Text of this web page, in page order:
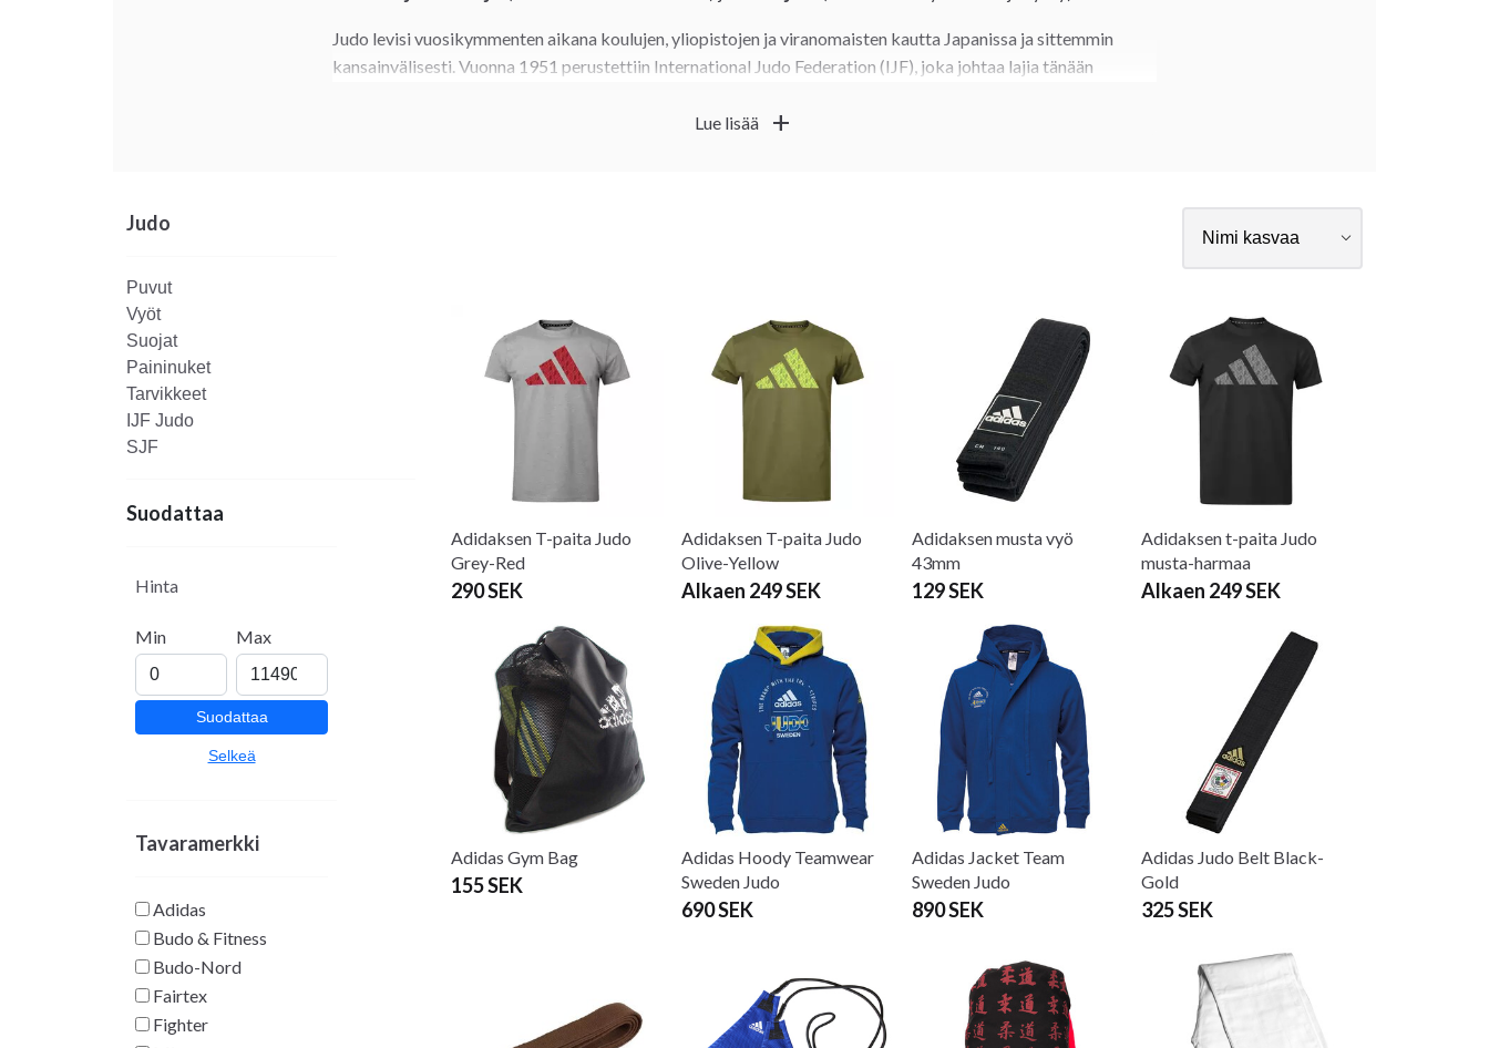
Judo levisi vuosikymmenten aikana koulujen, yliopistojen ja viranomaisten kautta Japanissa ja sittemmin
kansainvälisesti. Vuonna 1951 perustettiin International Judo Federation (IJF), joka johtaa lajia tänään
Nykyisin kansainvälinen kausi rakentuu IJF World Tourin (Grand Prix, Grand Slam, Masters) ja MM-
kilpailujen ympärille, ja ranking toimii olympiakarsinnan perustana. Kanon tavoite on yhä sama: kehittää
kehoa ja mieltä sekä edistää yhteistä hyvää.
Lue lisää add
Judo
Puvut
Vyöt
Suojat
Paininuket
Tarvikkeet
IJF Judo
SJF
Suodattaa
Hinta
Min Max
Suodattaa
Selkeä
Tavaramerkki
Adidas
Budo & Fitness
Budo-Nord
Fairtex
Fighter
Adidaksen T-paita Judo
Grey-Red
290 SEK
Adidaksen T-paita Judo
Olive-Yellow
Alkaen 249 SEK
Adidaksen musta vyö
43mm
129 SEK
Adidaksen t-paita Judo
musta-harmaa
Alkaen 249 SEK
Adidas Gym Bag
155 SEK
Adidas Hoody Teamwear
Sweden Judo
690 SEK
Adidas Jacket Team
Sweden Judo
890 SEK
Adidas Judo Belt Black-
Gold
325 SEK